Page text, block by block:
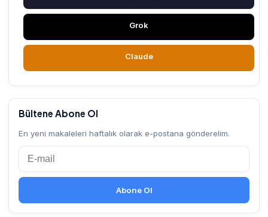
Grok
Claude
Bültene Abone Ol
En yeni makaleleri haftalık olarak e-postana gönderelim.
Abone Ol